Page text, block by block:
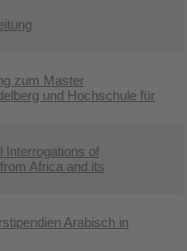
zum Master
und Hochschule für
Interrogations of
Africa and its
Arabisch in